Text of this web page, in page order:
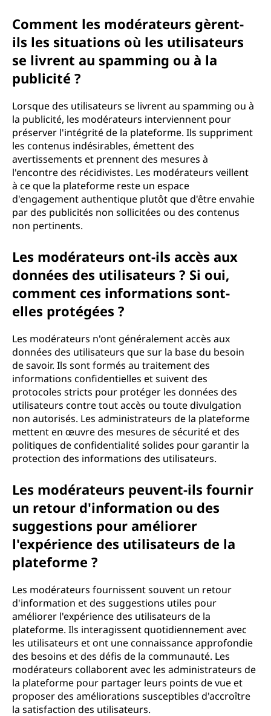
Comment les modérateurs gèrent-
ils les situations où les utilisateurs
se livrent au spamming ou à la
publicité ?
Lorsque des utilisateurs se livrent au spamming ou à
la publicité, les modérateurs interviennent pour
préserver l'intégrité de la plateforme. Ils suppriment
les contenus indésirables, émettent des
avertissements et prennent des mesures à
l'encontre des récidivistes. Les modérateurs veillent
à ce que la plateforme reste un espace
d'engagement authentique plutôt que d'être envahie
par des publicités non sollicitées ou des contenus
non pertinents.
Les modérateurs ont-ils accès aux
données des utilisateurs ? Si oui,
comment ces informations sont-
elles protégées ?
Les modérateurs n'ont généralement accès aux
données des utilisateurs que sur la base du besoin
de savoir. Ils sont formés au traitement des
informations confidentielles et suivent des
protocoles stricts pour protéger les données des
utilisateurs contre tout accès ou toute divulgation
non autorisés. Les administrateurs de la plateforme
mettent en œuvre des mesures de sécurité et des
politiques de confidentialité solides pour garantir la
protection des informations des utilisateurs.
Les modérateurs peuvent-ils fournir
un retour d'information ou des
suggestions pour améliorer
l'expérience des utilisateurs de la
plateforme ?
Les modérateurs fournissent souvent un retour
d'information et des suggestions utiles pour
améliorer l'expérience des utilisateurs de la
plateforme. Ils interagissent quotidiennement avec
les utilisateurs et ont une connaissance approfondie
des besoins et des défis de la communauté. Les
modérateurs collaborent avec les administrateurs de
la plateforme pour partager leurs points de vue et
proposer des améliorations susceptibles d'accroître
la satisfaction des utilisateurs.